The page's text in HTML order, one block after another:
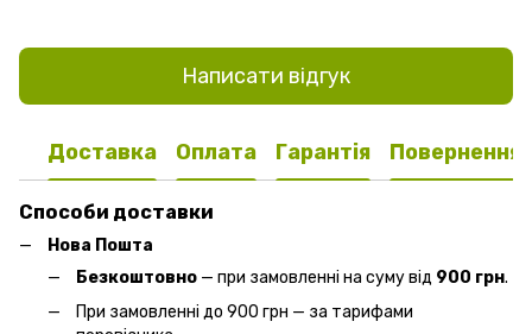
Написати відгук
Доставка Оплата Гарантія Повернення
Способи доставки
Нова Пошта
Безкоштовно — при замовленні на суму від 900 грн.
При замовленні до 900 грн — за тарифами